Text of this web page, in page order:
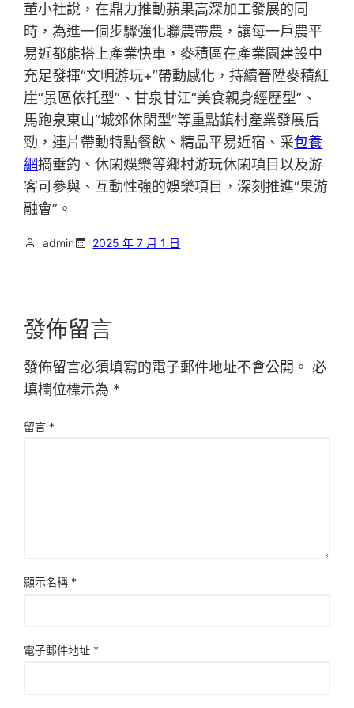
董小社說，在鼎力推動蘋果高深加工發展的同
時，為進一個步驟強化聯農帶農，讓每一戶農平
易近都能搭上產業快車，麥積區在產業園建設中
充足發揮“文明游玩+”帶動感化，持續晉陞麥積紅
崖“景區依托型”、甘泉甘江“美食親身經歷型”、
馬跑泉東山“城郊休閑型”等重點鎮村產業發展后
勁，連片帶動特點餐飲、精品平易近宿、采包養
網摘垂釣、休閑娛樂等鄉村游玩休閑項目以及游
客可參與、互動性強的娛樂項目，深刻推進“果游
融會”。
admin 2025 年 7 月 1 日
發佈留言
發佈留言必須填寫的電子郵件地址不會公開。 必
填欄位標示為 *
留言 *
顯示名稱 *
電子郵件地址 *